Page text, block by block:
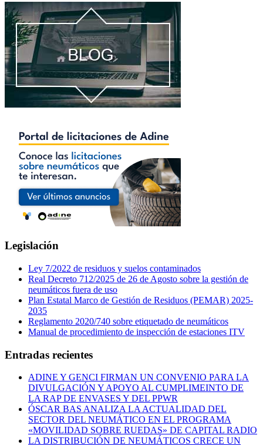
Legislación
Ley 7/2022 de residuos y suelos contaminados
Real Decreto 712/2025 de 26 de Agosto sobre la gestión de
neumáticos fuera de uso
Plan Estatal Marco de Gestión de Residuos (PEMAR) 2025-
2035
Reglamento 2020/740 sobre etiquetado de neumáticos
Manual de procedimiento de inspección de estaciones ITV
Entradas recientes
ADINE Y GENCI FIRMAN UN CONVENIO PARA LA
DIVULGACIÓN Y APOYO AL CUMPLIMEINTO DE
LA RAP DE ENVASES Y DEL PPWR
ÓSCAR BAS ANALIZA LA ACTUALIDAD DEL
SECTOR DEL NEUMÁTICO EN EL PROGRAMA
«MOVILIDAD SOBRE RUEDAS» DE CAPITAL RADIO
LA DISTRIBUCIÓN DE NEUMÁTICOS CRECE UN